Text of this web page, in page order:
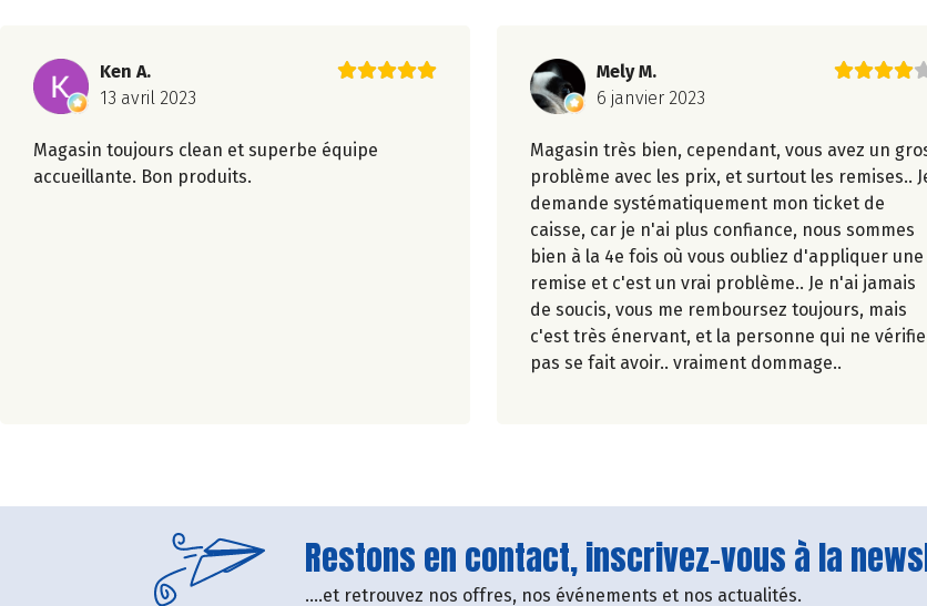
Ken A.
13 avril 2023
Magasin toujours clean et superbe équipe
accueillante. Bon produits.
Mely M.
6 janvier 2023
Magasin très bien, cependant, vous avez un
problème avec les prix, et surtout les remises..
demande systématiquement mon ticket de
caisse, car je n'ai plus confiance, nous sommes
bien à la 4e fois où vous oubliez d'appliquer une
remise et c'est un vrai problème.. Je n'ai jamais
de soucis, vous me remboursez toujours, mais
c'est très énervant, et la personne qui ne vérifie
pas se fait avoir.. vraiment dommage..
Restons en contact, inscrivez-vous à la
....et retrouvez nos offres, nos événements et nos actualités.